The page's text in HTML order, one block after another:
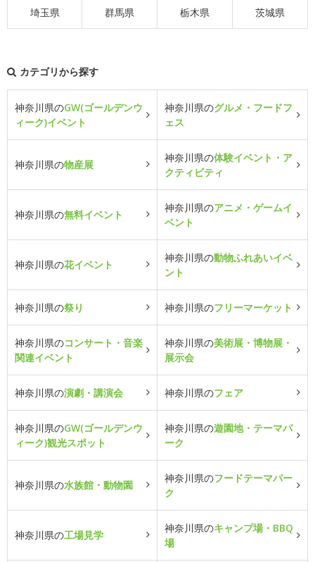
埼玉県 群馬県 栃木県 茨城県
カテゴリから探す
神奈川県のGW(ゴールデンウ
ィーク)イベント
神奈川県のグルメ・フードフ
ェス
神奈川県の物産展
神奈川県の体験イベント・ア
クティビティ
神奈川県の無料イベント
神奈川県のアニメ・ゲームイ
ベント
神奈川県の花イベント
神奈川県の動物ふれあいイベ
ント
神奈川県の祭り 神奈川県のフリーマーケット
神奈川県のコンサート・音楽
関連イベント
神奈川県の美術展・博物展・
展示会
神奈川県の演劇・講演会 神奈川県のフェア
神奈川県のGW(ゴールデンウ
ィーク)観光スポット
神奈川県の遊園地・テーマパ
ーク
神奈川県の水族館・動物園
神奈川県のフードテーマパー
ク
神奈川県の工場見学
神奈川県のキャンプ場・BBQ
場